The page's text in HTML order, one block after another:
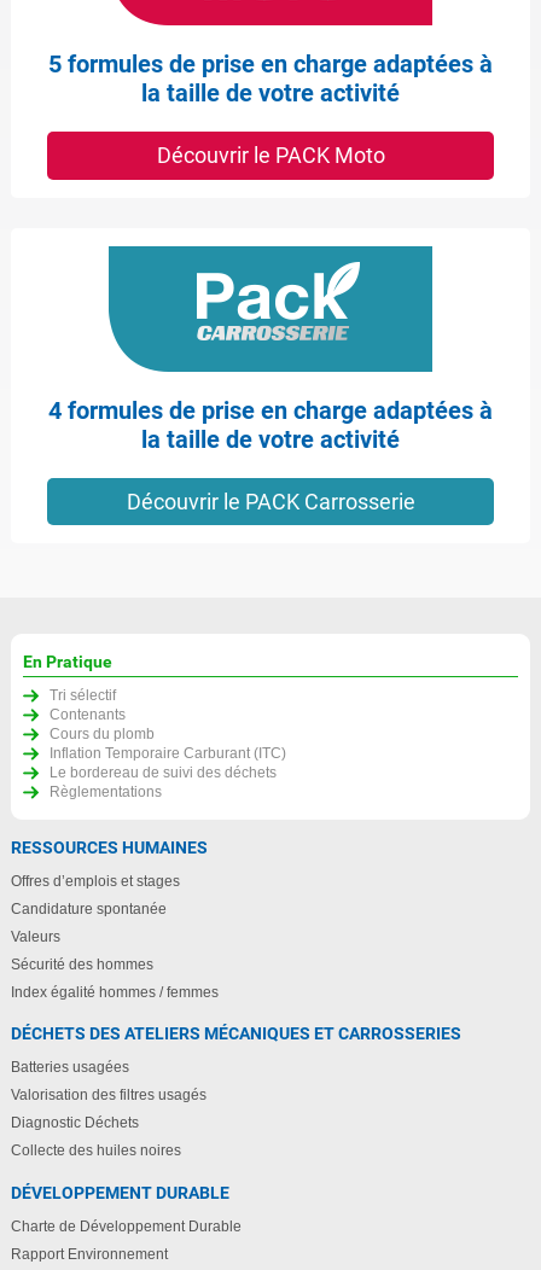
5 formules de prise en charge adaptées à
la taille de votre activité
Découvrir le PACK Moto
4 formules de prise en charge adaptées à
la taille de votre activité
Découvrir le PACK Carrosserie
En Pratique
Tri sélectif
Contenants
Cours du plomb
Inflation Temporaire Carburant (ITC)
Le bordereau de suivi des déchets
Règlementations
RESSOURCES HUMAINES
Offres d’emplois et stages
Candidature spontanée
Valeurs
Sécurité des hommes
Index égalité hommes / femmes
DÉCHETS DES ATELIERS MÉCANIQUES ET CARROSSERIES
Batteries usagées
Valorisation des filtres usagés
Diagnostic Déchets
Collecte des huiles noires
DÉVELOPPEMENT DURABLE
Charte de Développement Durable
Rapport Environnement